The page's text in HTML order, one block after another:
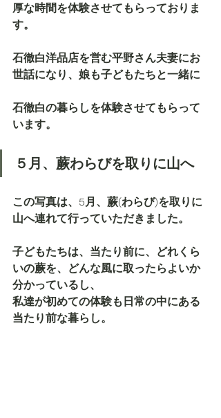
厚な時間を体験させてもらっておりま
す。
石徹白洋品店を営む平野さん夫妻にお
世話になり、娘も子どもたちと一緒に
石徹白の暮らしを体験させてもらって
います。
５月、蕨わらびを取りに山へ
この写真は、5月、蕨(わらび)を取りに
山へ連れて行っていただきました。
子どもたちは、当たり前に、どれくら
いの蕨を、どんな風に取ったらよいか
分かっているし、
私達が初めての体験も日常の中にある
当たり前な暮らし。